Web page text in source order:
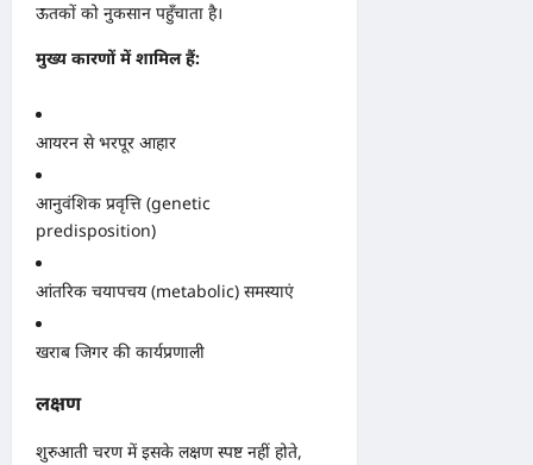
ऊतकों को नुकसान पहुँचाता है।
मुख्य कारणों में शामिल हैं:
आयरन से भरपूर आहार
आनुवंशिक प्रवृत्ति (genetic
predisposition)
आंतरिक चयापचय (metabolic) समस्याएं
खराब जिगर की कार्यप्रणाली
लक्षण
शुरुआती चरण में इसके लक्षण स्पष्ट नहीं होते,